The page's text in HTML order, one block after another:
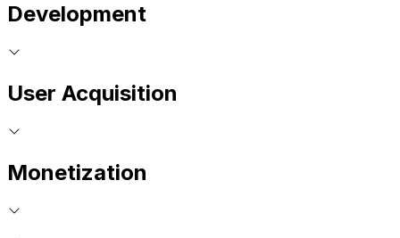
Development
User Acquisition
Monetization